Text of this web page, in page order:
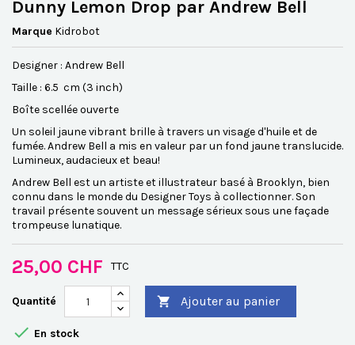
Dunny Lemon Drop par Andrew Bell
Marque Kidrobot
Designer : Andrew Bell
Taille : 6.5 cm (3 inch)
Boîte scellée ouverte
Un soleil jaune vibrant brille à travers un visage d'huile et de
fumée. Andrew Bell a mis en valeur par un fond jaune translucide.
Lumineux, audacieux et beau!
Andrew Bell est un artiste et illustrateur basé à Brooklyn, bien
connu dans le monde du Designer Toys à collectionner. Son
travail présente souvent un message sérieux sous une façade
trompeuse lunatique.
25,00 CHF TTC
Quantité  Ajouter au panier
 En stock